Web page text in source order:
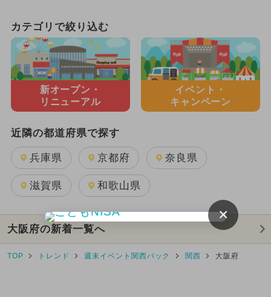
カテゴリで絞り込む
新オープン・
リニューアル
イベント・
キャンペーン
近隣の都道府県で探す
兵庫県 京都府 奈良県
滋賀県 和歌山県
大阪府の新着一覧へ
TOP トレンド 週末イベント関西パック 関西 大阪府
×